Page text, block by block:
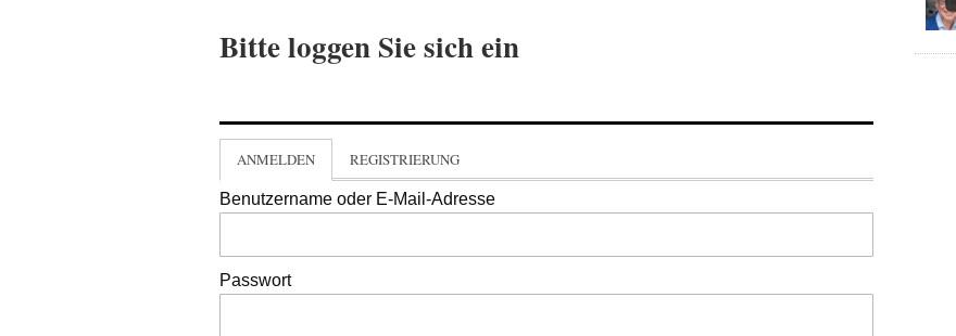
Bitte loggen Sie sich ein
ANMELDEN REGISTRIERUNG
Benutzername oder E-Mail-Adresse
Passwort